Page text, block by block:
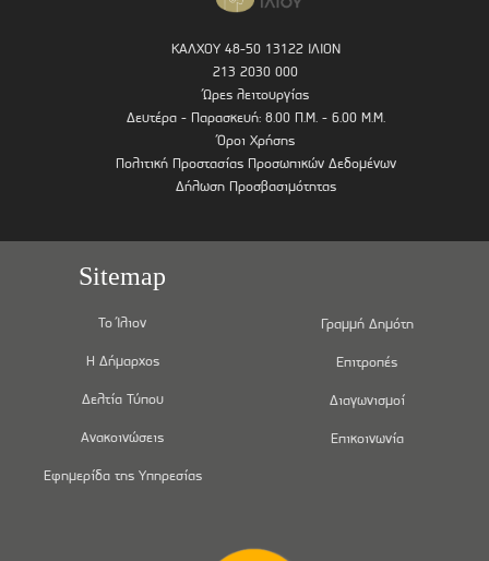
ΚΑΛΧΟΥ 48-50 13122 ΙΛΙΟΝ
213 2030 000
Ώρες λειτουργίας
Δευτέρα - Παρασκευή: 8.00 Π.Μ. - 6.00 Μ.Μ.
Όροι Χρήσης
Πολιτική Προστασίας Προσωπικών Δεδομένων
Δήλωση Προσβασιμότητας
Sitemap
Το Ίλιον
Η Δήμαρχος
Δελτία Τύπου
Ανακοινώσεις
Εφημερίδα της Υπηρεσίας
Γραμμή Δημότη
Επιτροπές
Διαγωνισμοί
Επικοινωνία